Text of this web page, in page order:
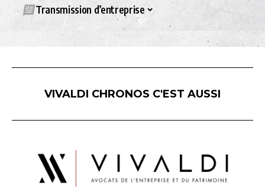
Transmission d’entreprise
VIVALDI CHRONOS C'EST AUSSI